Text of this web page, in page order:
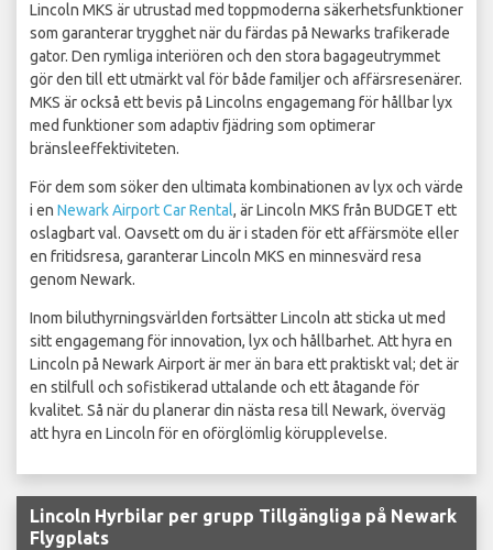
Lincoln MKS är utrustad med toppmoderna säkerhetsfunktioner
som garanterar trygghet när du färdas på Newarks trafikerade
gator. Den rymliga interiören och den stora bagageutrymmet
gör den till ett utmärkt val för både familjer och affärsresenärer.
MKS är också ett bevis på Lincolns engagemang för hållbar lyx
med funktioner som adaptiv fjädring som optimerar
bränsleeffektiviteten.
För dem som söker den ultimata kombinationen av lyx och värde
i en Newark Airport Car Rental, är Lincoln MKS från BUDGET ett
oslagbart val. Oavsett om du är i staden för ett affärsmöte eller
en fritidsresa, garanterar Lincoln MKS en minnesvärd resa
genom Newark.
Inom biluthyrningsvärlden fortsätter Lincoln att sticka ut med
sitt engagemang för innovation, lyx och hållbarhet. Att hyra en
Lincoln på Newark Airport är mer än bara ett praktiskt val; det är
en stilfull och sofistikerad uttalande och ett åtagande för
kvalitet. Så när du planerar din nästa resa till Newark, överväg
att hyra en Lincoln för en oförglömlig körupplevelse.
Lincoln Hyrbilar per grupp Tillgängliga på Newark
Flygplats